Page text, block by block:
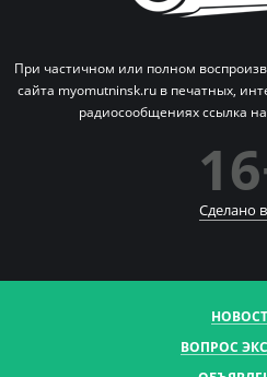
При частичном или полном
сайта myomutninsk.ru в печатных,
радиосообщениях ссылка
Сделано
ВОПРОС